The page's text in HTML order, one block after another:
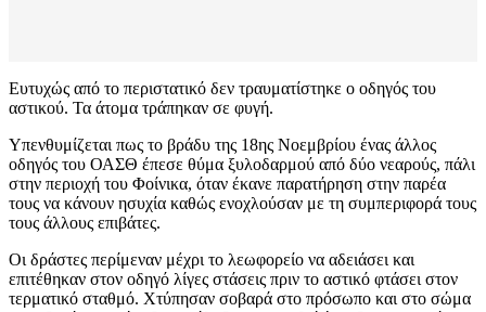
Ευτυχώς από το περιστατικό δεν τραυματίστηκε ο οδηγός του
αστικού. Τα άτομα τράπηκαν σε φυγή.
Υπενθυμίζεται πως το βράδυ της 18ης Νοεμβρίου ένας άλλος
οδηγός του ΟΑΣΘ έπεσε θύμα ξυλοδαρμού από δύο νεαρούς, πάλι
στην περιοχή του Φοίνικα, όταν έκανε παρατήρηση στην παρέα
τους να κάνουν ησυχία καθώς ενοχλούσαν με τη συμπεριφορά τους
τους άλλους επιβάτες.
Οι δράστες περίμεναν μέχρι το λεωφορείο να αδειάσει και
επιτέθηκαν στον οδηγό λίγες στάσεις πριν το αστικό φτάσει στον
τερματικό σταθμό. Χτύπησαν σοβαρά στο πρόσωπο και στο σώμα